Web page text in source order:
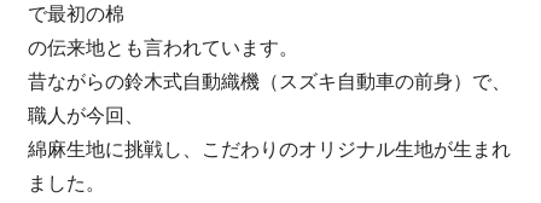
で最初の棉
の伝来地とも言われています。
昔ながらの鈴木式自動織機（スズキ自動車の前身）で、
職人が今回、
綿麻生地に挑戦し、こだわりのオリジナル生地が生まれ
ました。